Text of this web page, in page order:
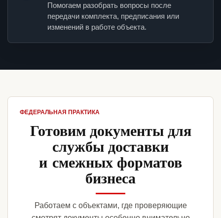
Помогаем разобрать вопросы после
передачи комплекта, предписания или
изменений в работе объекта.
ФЕДЕРАЛЬНАЯ ПРАКТИКА
Готовим документы для
службы доставки
и смежных форматов
бизнеса
Работаем с объектами, где проверяющие